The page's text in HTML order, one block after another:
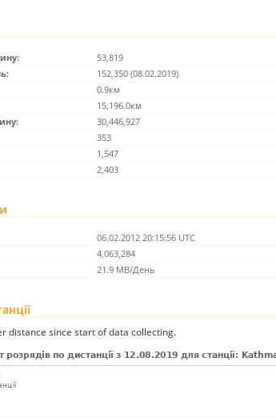
53,819
152,350 (08.02.2019)
0.9км
15,196.0км
30,446,927
353
1,547
2,403
06.02.2012 20:15:56 UTC
4,063,284
21.9 MB/День
distance since start of data collecting.